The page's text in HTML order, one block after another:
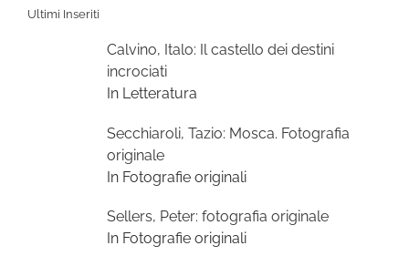
Ultimi Inseriti
Calvino, Italo: Il castello dei destini
incrociati
In Letteratura
Secchiaroli, Tazio: Mosca. Fotografia
originale
In Fotografie originali
Sellers, Peter: fotografia originale
In Fotografie originali